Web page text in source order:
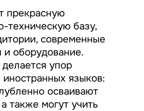
техническую базу,
современные
оборудование.
упор
иностранных языков:
осваивают
также могут учить